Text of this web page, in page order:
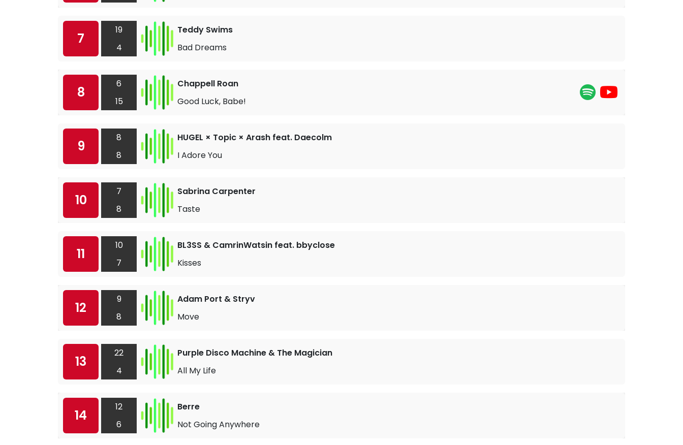
7
19
4
Teddy Swims
Bad Dreams
8
6
15
Chappell Roan
Good Luck, Babe!
9
8
8
HUGEL × Topic × Arash feat. Daecolm
I Adore You
10
7
8
Sabrina Carpenter
Taste
11
10
7
BL3SS & CamrinWatsin feat. bbyclose
Kisses
12
9
8
Adam Port & Stryv
Move
13
22
4
Purple Disco Machine & The Magician
All My Life
14
12
6
Berre
Not Going Anywhere